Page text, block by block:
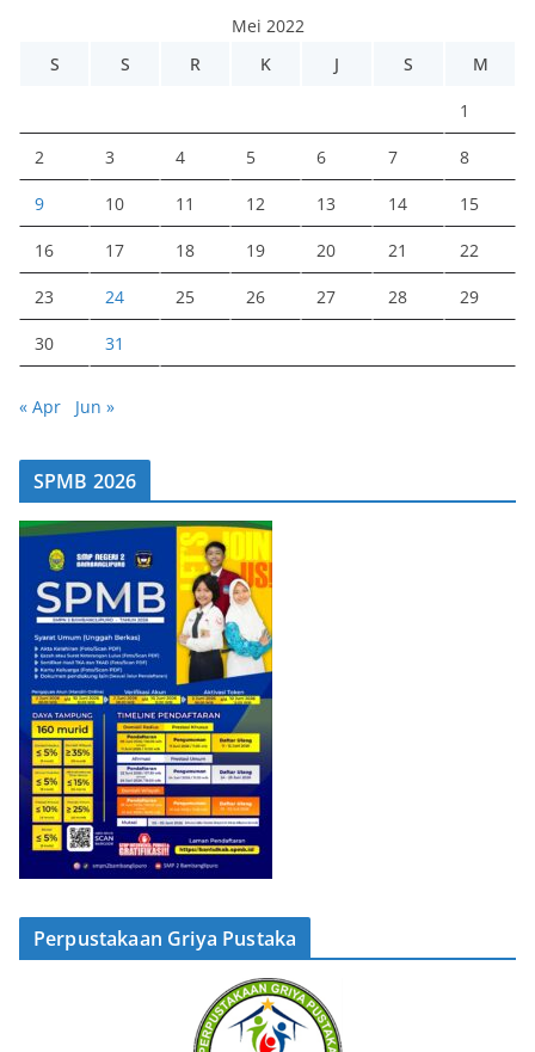
Mei 2022
S
S R K J S M
1
2 3 4 5 6 7 8
9 10 11 12 13 14 15
16 17 18 19 20 21 22
23 24 25 26 27 28 29
30 31
« Apr Jun »
SPMB 2026
Perpustakaan Griya Pustaka